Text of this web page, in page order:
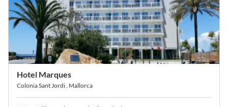
Hotel Marques
Colonia Sant Jordi , Mallorca